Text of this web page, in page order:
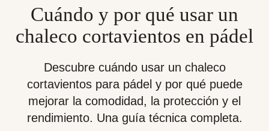
Cuándo y por qué usar un
chaleco cortavientos en pádel
Descubre cuándo usar un chaleco
cortavientos para pádel y por qué puede
mejorar la comodidad, la protección y el
rendimiento. Una guía técnica completa.